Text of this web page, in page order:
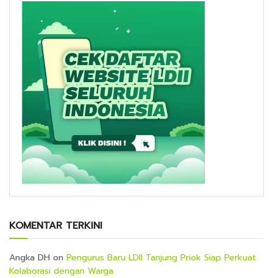
KOMENTAR TERKINI
Angka DH on Pengurus Baru LDII Tanjung Priok Siap Perkuat
Kolaborasi dengan Warga